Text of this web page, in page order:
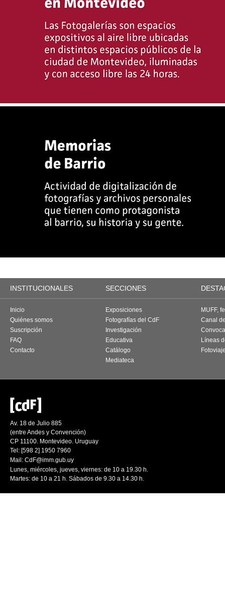
INSTITUCIONALES SECCIONES
Inicio
Quiénes somos
Suscripción
FAQ
Contacto
Exposiciones
Fotografías del CdF
Investigación
Educativa
Catálogo
Mediateca
MUFF,
Canal
Líneas
Av. 18 de Julio 885
(entre Andes y Convención)
CP 11100. Montevideo. Uruguay
Tel: [598 2] 1950 7960
Mail: CdF@imm.gub.uy
Lunes, miércoles, jueves, viernes: de 10 a 19.30 h.
Martes: de 10 a 21 h. Sábados de 9.30 a 14.30 h.